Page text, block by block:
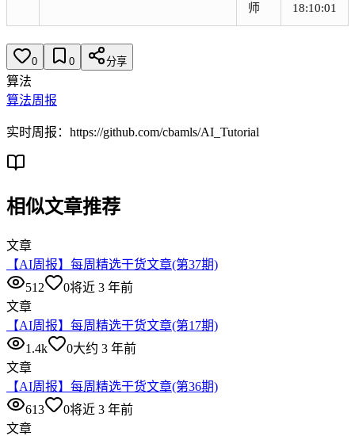
师
18:10:01
0 0 分享
算法
算法周报
实时周报：https://github.com/cbamls/AI_Tutorial
相似文章推荐
文章
【AI周报】每周精选干货文章(第37期)
512
0将近 3 年前
文章
【AI周报】每周精选干货文章(第17期)
1.4k
0大约 3 年前
文章
【AI周报】每周精选干货文章(第36期)
613
0将近 3 年前
文章